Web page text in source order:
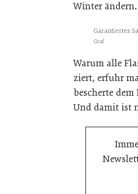
Winter ändern.
Garantiertes
Graf
Warum alle
ziert, erfuhr
bescherte
Und damit ist